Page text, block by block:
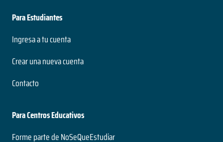
Para Estudiantes
Ingresa a tu cuenta
Crear una nueva cuenta
Contacto
Para Centros Educativos
Forme parte de NoSeQueEstudiar